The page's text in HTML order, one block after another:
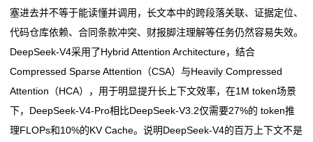
塞进去并不等于能读懂并调用，长文本中的跨段落关联、证据定位、
代码仓库依赖、合同条款冲突、财报脚注理解等任务仍然容易失效。
DeepSeek-V4采用了Hybrid Attention Architecture，结合
Compressed Sparse Attention（CSA）与Heavily Compressed
Attention（HCA），用于明显提升长上下文效率，在1M token场景
下，DeepSeek-V4-Pro相比DeepSeek-V3.2仅需要27%的 token推
理FLOPs和10%的KV Cache。说明DeepSeek-V4的百万上下文不是